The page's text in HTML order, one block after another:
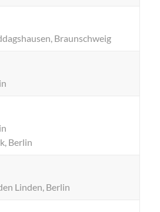
Braunschweig
Berlin
Linden, Berlin